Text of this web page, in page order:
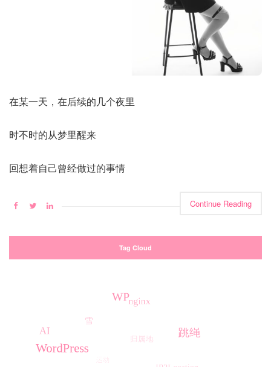
在某一天，在后续的几个夜里
时不时的从梦里醒来
回想着自己曾经做过的事情
Continue Reading
Tag Cloud